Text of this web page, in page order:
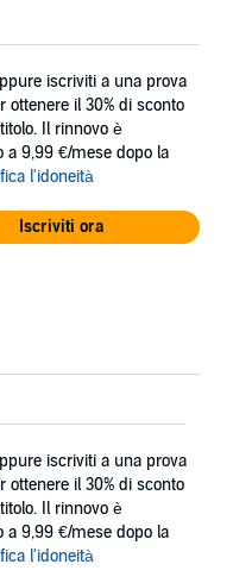
iscriviti a una prova
ottenere il 30% di sconto
Il rinnovo è
a 9,99 €/mese dopo la
l'idoneità
Iscriviti ora
iscriviti a una prova
ottenere il 30% di sconto
Il rinnovo è
a 9,99 €/mese dopo la
l'idoneità